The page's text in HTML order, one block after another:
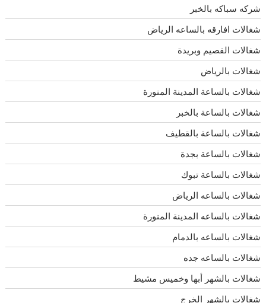
شركه سباكه بالخبر
شغالات افارقه بالساعه الرياض
شغالات القصيم وبريدة
شغالات بالرياض
شغالات بالساعة المدينة المنورة
شغالات بالساعة بالخبر
شغالات بالساعة بالقطيف
شغالات بالساعة بجدة
شغالات بالساعة تبوك
شغالات بالساعه الرياض
شغالات بالساعه المدينة المنورة
شغالات بالساعه بالدمام
شغالات بالساعه جده
شغالات بالشهر أبها وخميس مشيط
شغالات بالشهر الخرج